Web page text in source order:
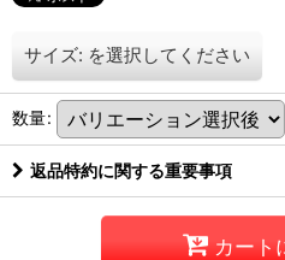
サイズ: を選択してください
数量:
返品特約に関する重要事項
カート